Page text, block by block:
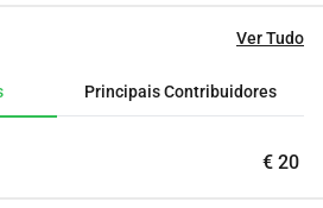
juntos trazer surpresa aos Ver Tudo
Principais Contribuidores
€ 20